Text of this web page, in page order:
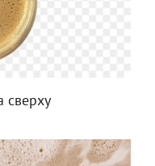
сверху